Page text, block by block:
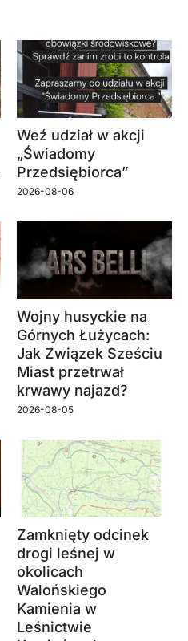
Weź udział w akcji
„Świadomy
Przedsiębiorca”
2026-08-06
Wojny husyckie na
Górnych Łużycach:
Jak Związek Sześciu
Miast przetrwał
krwawy najazd?
2026-08-05
Zamknięty odcinek
drogi leśnej w
okolicach
Walońskiego
Kamienia w
Leśnictwie